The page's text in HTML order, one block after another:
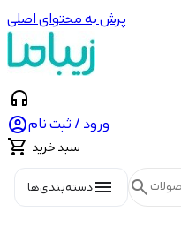
پرش به محتوای اصلی
headphones
ورود / ثبت نام
 سبد خرید
menuدسته‌بندی‌ها search